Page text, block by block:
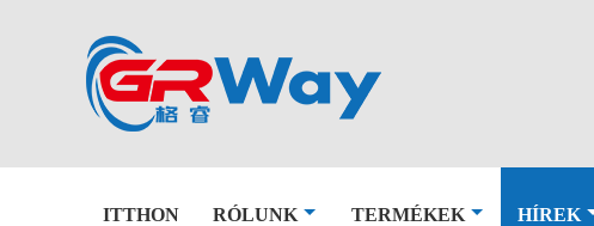
ITTHON RÓLUNK TERMÉKEK HÍREK